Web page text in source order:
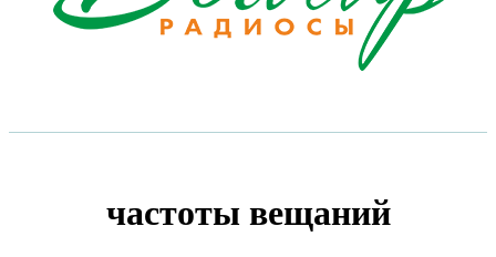
частоты вещаний